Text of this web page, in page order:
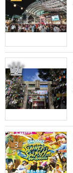
2
3